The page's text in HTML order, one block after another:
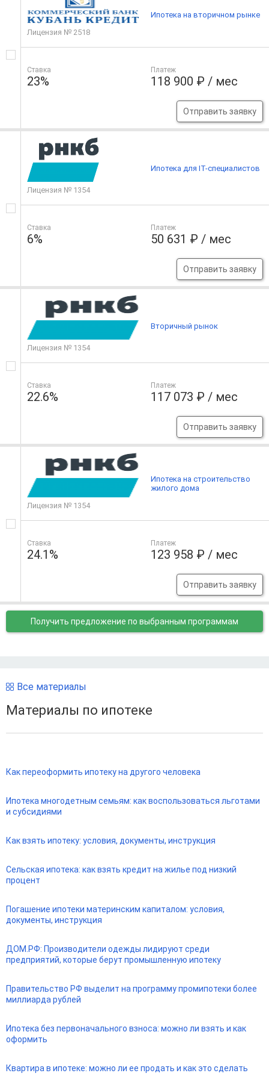
Лицензия № 2518
Ставка
23%
Платеж
118 900 ₽ / мес
Отправить заявку
Ипотека на вторичном рынке
Лицензия № 1354
Ставка
6%
Платеж
50 631 ₽ / мес
Отправить заявку
Ипотека для IT-специалистов
Лицензия № 1354
Ставка
22.6%
Платеж
117 073 ₽ / мес
Отправить заявку
Вторичный рынок
Лицензия № 1354
Ставка
24.1%
Платеж
123 958 ₽ / мес
Отправить заявку
Ипотека на строительство
жилого дома
Получить предложение по выбранным программам
Все материалы
Материалы по ипотеке
Как переоформить ипотеку на другого человека
Ипотека многодетным семьям: как воспользоваться льготами
и субсидиями
Как взять ипотеку: условия, документы, инструкция
Сельская ипотека: как взять кредит на жилье под низкий
процент
Погашение ипотеки материнским капиталом: условия,
документы, инструкция
ДОМ.РФ: Производители одежды лидируют среди
предприятий, которые берут промышленную ипотеку
Правительство РФ выделит на программу промипотеки более
миллиарда рублей
Ипотека без первоначального взноса: можно ли взять и как
оформить
Квартира в ипотеке: можно ли ее продать и как это сделать